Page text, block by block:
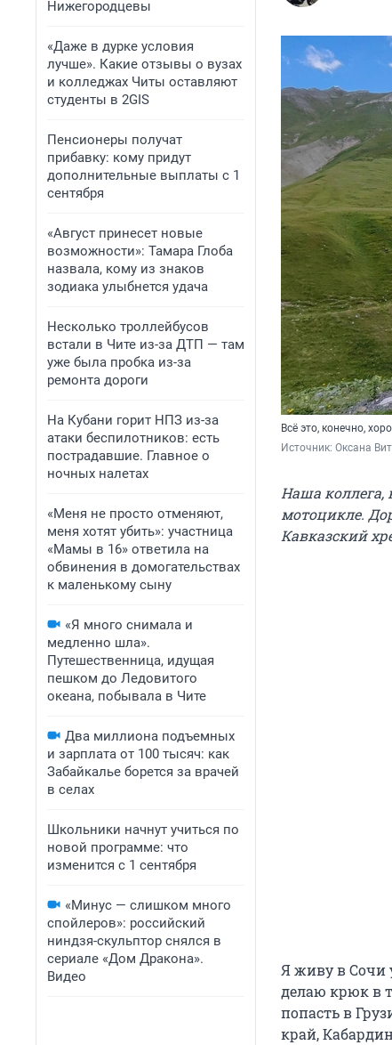
Нижегородцевы
«Даже в дурке условия
лучше». Какие отзывы о вузах
и колледжах Читы оставляют
студенты в 2GIS
Пенсионеры получат
прибавку: кому придут
дополнительные выплаты с 1
сентября
«Август принесет новые
возможности»: Тамара Глоба
назвала, кому из знаков
зодиака улыбнется удача
Несколько троллейбусов
встали в Чите из-за ДТП — там
уже была пробка из-за
ремонта дороги
На Кубани горит НПЗ из-за
атаки беспилотников: есть
пострадавшие. Главное о
ночных налетах
«Меня не просто отменяют,
меня хотят убить»: участница
«Мамы в 16» ответила на
обвинения в домогательствах
к маленькому сыну
«Я много снимала и
медленно шла».
Путешественница, идущая
пешком до Ледовитого
океана, побывала в Чите
Два миллиона подъемных
и зарплата от 100 тысяч: как
Забайкалье борется за врачей
в селах
Школьники начнут учиться по
новой программе: что
изменится с 1 сентября
«Минус — слишком много
спойлеров»: российский
ниндзя-скульптор снялся в
сериале «Дом Дракона».
Видео
Всё это, конечно,
Источник: Оксана
Наша коллега,
мотоцикле.
Кавказский
Я живу в Сочи
делаю крюк в
попасть в
край,